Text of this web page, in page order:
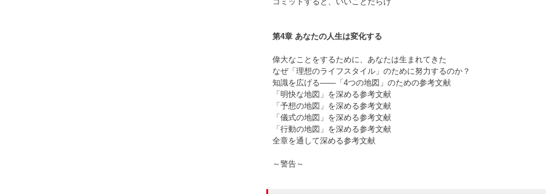
第4章 あなたの人生は変化する
偉大なことをするために、あなたは生まれてきた
なぜ「理想のライフスタイル」のために努力するのか？
知識を広げる――「4つの地図」のための参考文献
「明快な地図」を深める参考文献
「予想の地図」を深める参考文献
「儀式の地図」を深める参考文献
「行動の地図」を深める参考文献
全章を通して深める参考文献
～警告～